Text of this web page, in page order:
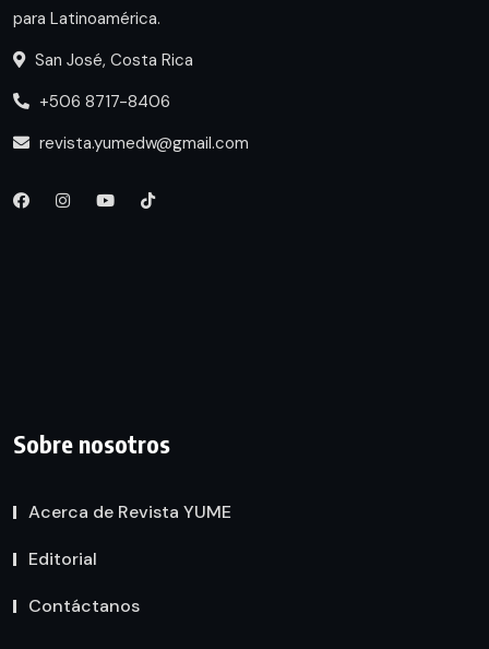
para Latinoamérica.
San José, Costa Rica
+506 8717-8406
revista.yumedw@gmail.com
Sobre nosotros
Acerca de Revista YUME
Editorial
Contáctanos